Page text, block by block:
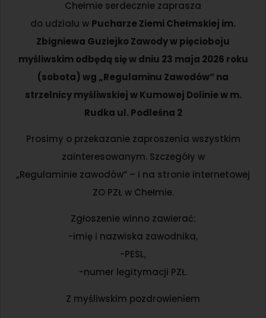
Chełmie serdecznie zaprasza
do udziału w Pucharze Ziemi Chełmskiej im.
Zbigniewa Guziejko Zawody w pięcioboju
myśliwskim odbędą się w dniu 23 maja 2026 roku
(sobota) wg „Regulaminu Zawodów” na
strzelnicy myśliwskiej w Kumowej Dolinie w m.
Rudka ul. Podleśna 2
Prosimy o przekazanie zaproszenia wszystkim
zainteresowanym. Szczegóły w
„Regulaminie zawodów” – i na stronie internetowej
ZO PZŁ w Chełmie.
Zgłoszenie winno zawierać:
-imię i nazwiska zawodnika,
-PESL,
-numer legitymacji PZŁ.
Z myśliwskim pozdrowieniem